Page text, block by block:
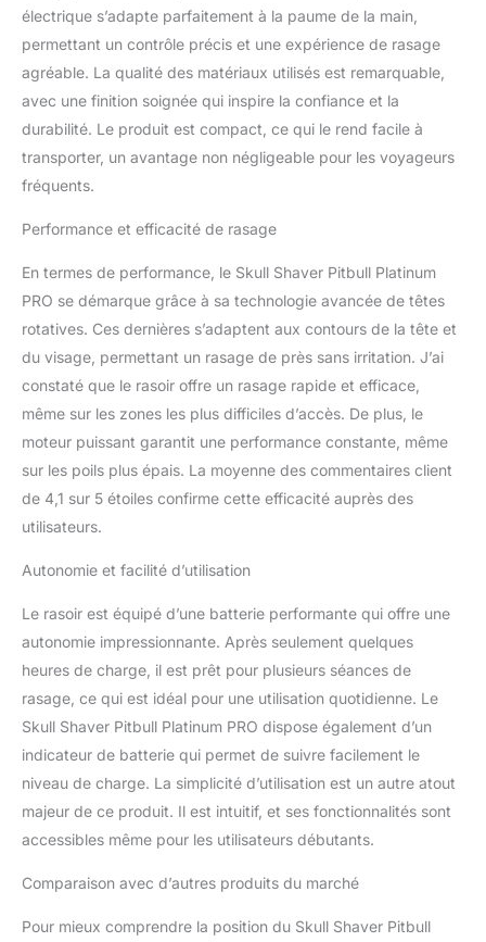
sur le Confort : Doté
d’une poignée
ergonomique innovante
et de lames flottantes
avancées, il assure un
rasage doux et sans
irritation sur toutes les
courbes du visage et du
à son étanchéité, vous
pouvez vous raser sous
déplacement, tandis que
les poils sont capturés
proprement dans de
grands compartiments
pour limiter les saletés et
permeter un entretien
facile Libérez votre
confiance : Skull Shaver
redéfinit le rasage avec
une technologie avancée
rasage fluide et
confortable, vous
permettant de vous
sentir et de paraître à
votre meilleur
électrique s’adapte parfaitement à la paume de la main,
permettant un contrôle précis et une expérience de rasage
agréable. La qualité des matériaux utilisés est remarquable,
avec une finition soignée qui inspire la confiance et la
durabilité. Le produit est compact, ce qui le rend facile à
transporter, un avantage non négligeable pour les voyageurs
fréquents.
Performance et efficacité de rasage
En termes de performance, le Skull Shaver Pitbull Platinum
PRO se démarque grâce à sa technologie avancée de têtes
rotatives. Ces dernières s’adaptent aux contours de la tête et
du visage, permettant un rasage de près sans irritation. J’ai
constaté que le rasoir offre un rasage rapide et efficace,
même sur les zones les plus difficiles d’accès. De plus, le
moteur puissant garantit une performance constante, même
sur les poils plus épais. La moyenne des commentaires client
de 4,1 sur 5 étoiles confirme cette efficacité auprès des
utilisateurs.
Autonomie et facilité d’utilisation
Le rasoir est équipé d’une batterie performante qui offre une
autonomie impressionnante. Après seulement quelques
heures de charge, il est prêt pour plusieurs séances de
rasage, ce qui est idéal pour une utilisation quotidienne. Le
Skull Shaver Pitbull Platinum PRO dispose également d’un
indicateur de batterie qui permet de suivre facilement le
niveau de charge. La simplicité d’utilisation est un autre atout
majeur de ce produit. Il est intuitif, et ses fonctionnalités sont
accessibles même pour les utilisateurs débutants.
Comparaison avec d’autres produits du marché
Pour mieux comprendre la position du Skull Shaver Pitbull